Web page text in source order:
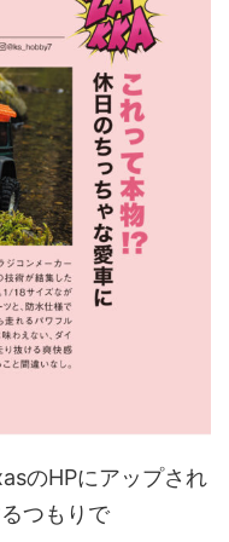
のHPにアップされ
つもりで